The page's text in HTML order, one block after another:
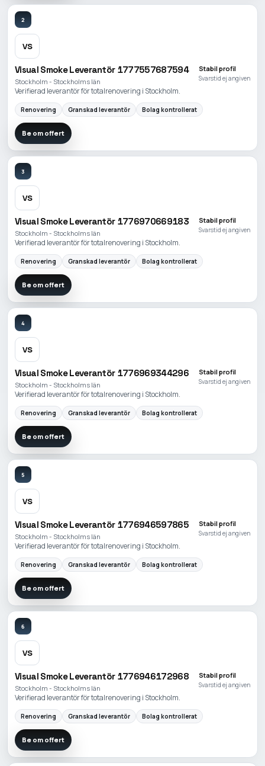
2
VS
Visual Smoke Leverantör 1777557687594
Stockholm - Stockholms län
Stabil profil
Svarstid ej angiven
Verifierad leverantör för totalrenovering i Stockholm.
Renovering Granskad leverantör Bolag kontrollerat
Be om offert
3
VS
Visual Smoke Leverantör 1776970669183
Stockholm - Stockholms län
Stabil profil
Svarstid ej angiven
Verifierad leverantör för totalrenovering i Stockholm.
Renovering Granskad leverantör Bolag kontrollerat
Be om offert
4
VS
Visual Smoke Leverantör 1776969344296
Stockholm - Stockholms län
Stabil profil
Svarstid ej angiven
Verifierad leverantör för totalrenovering i Stockholm.
Renovering Granskad leverantör Bolag kontrollerat
Be om offert
5
VS
Visual Smoke Leverantör 1776946597865
Stockholm - Stockholms län
Stabil profil
Svarstid ej angiven
Verifierad leverantör för totalrenovering i Stockholm.
Renovering Granskad leverantör Bolag kontrollerat
Be om offert
6
VS
Visual Smoke Leverantör 1776946172968
Stockholm - Stockholms län
Stabil profil
Svarstid ej angiven
Verifierad leverantör för totalrenovering i Stockholm.
Renovering Granskad leverantör Bolag kontrollerat
Be om offert